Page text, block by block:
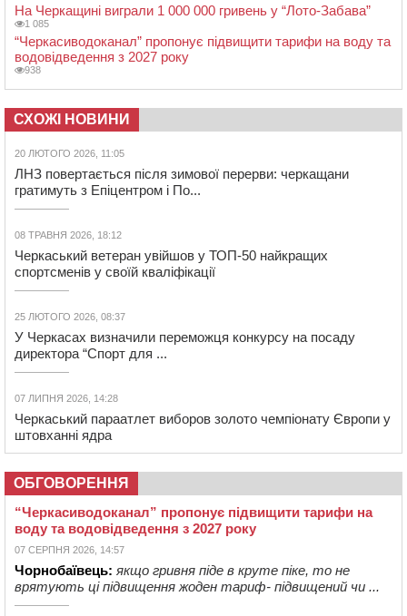
На Черкащині виграли 1 000 000 гривень у “Лото-Забава”
1 085
“Черкасиводоканал” пропонує підвищити тарифи на воду та
водовідведення з 2027 року
938
СХОЖІ НОВИНИ
20 ЛЮТОГО 2026, 11:05
ЛНЗ повертається після зимової перерви: черкащани
гратимуть з Епіцентром і По...
08 ТРАВНЯ 2026, 18:12
Черкаський ветеран увійшов у ТОП-50 найкращих
спортсменів у своїй кваліфікації
25 ЛЮТОГО 2026, 08:37
У Черкасах визначили переможця конкурсу на посаду
директора “Спорт для ...
07 ЛИПНЯ 2026, 14:28
Черкаський параатлет виборов золото чемпіонату Європи у
штовханні ядра
ОБГОВОРЕННЯ
“Черкасиводоканал” пропонує підвищити тарифи на
воду та водовідведення з 2027 року
07 СЕРПНЯ 2026, 14:57
Чорнобаївець: якщо гривня піде в круте піке, то не
врятують ці підвищення жоден тариф- підвищений чи ...